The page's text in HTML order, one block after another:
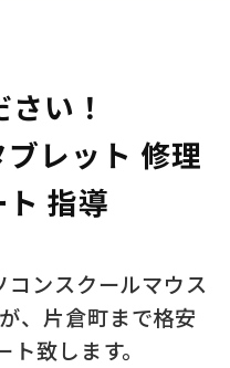
い！
レット 修理
指導
コンスクールマウス
、 片倉町まで格安
致します。